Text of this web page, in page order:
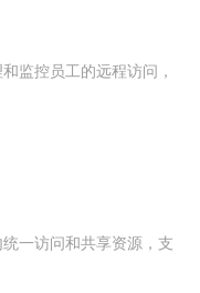
监控员工的远程访问，
一访问和共享资源，支